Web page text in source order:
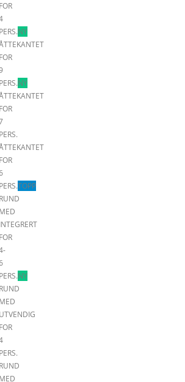
FOR
PERS.NY
FOR
PERS.NY
FOR
PERS.
FOR
PERS.TOPP
RUND
MED
INTEGRERT
FOR
PERS.NY
RUND
MED
UTVENDIG
FOR
PERS.
RUND
MED